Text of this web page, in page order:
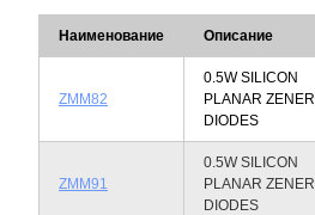
Наименование Описание
ZMM82
0.5W SILICON
PLANAR ZENER
DIODES
ZMM91
0.5W SILICON
PLANAR ZENER
DIODES